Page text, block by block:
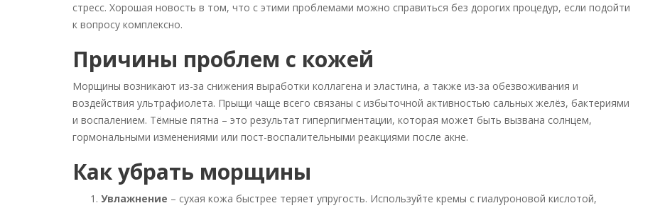
стресс. Хорошая новость в том, что с этими проблемами можно справиться без дорогих процедур, если подойти
к вопросу комплексно.
Причины проблем с кожей
Морщины возникают из-за снижения выработки коллагена и эластина, а также из-за обезвоживания и
воздействия ультрафиолета. Прыщи чаще всего связаны с избыточной активностью сальных желёз, бактериями
и воспалением. Тёмные пятна – это результат гиперпигментации, которая может быть вызвана солнцем,
гормональными изменениями или пост-воспалительными реакциями после акне.
Как убрать морщины
Увлажнение – сухая кожа быстрее теряет упругость. Используйте кремы с гиалуроновой кислотой,